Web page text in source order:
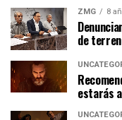
ZMG 8
de
estarás